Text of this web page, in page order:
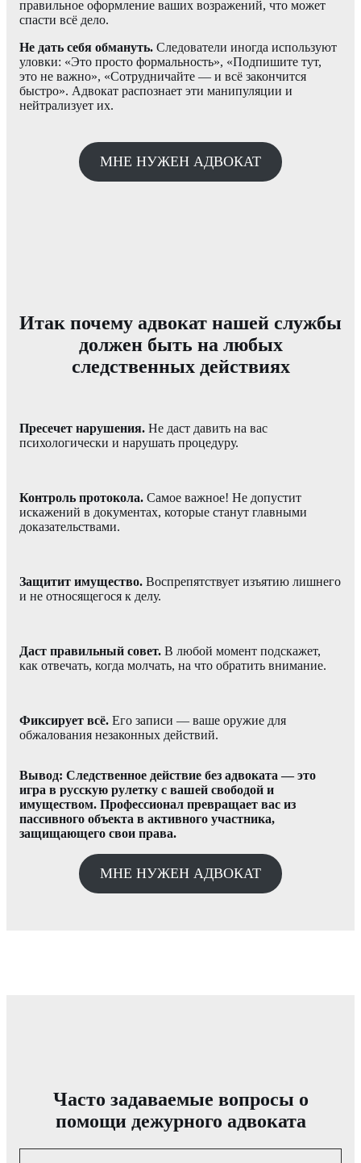
правильное оформление ваших возражений, что может
спасти всё дело.
Не дать себя обмануть. Следователи иногда используют
уловки: «Это просто формальность», «Подпишите тут,
это не важно», «Сотрудничайте — и всё закончится
быстро». Адвокат распознает эти манипуляции и
нейтрализует их.
МНЕ НУЖЕН АДВОКАТ
Итак почему адвокат нашей службы
должен быть на любых
следственных действиях
Пресечет нарушения. Не даст давить на вас
психологически и нарушать процедуру.
Контроль протокола. Самое важное! Не допустит
искажений в документах, которые станут главными
доказательствами.
Защитит имущество. Воспрепятствует изъятию лишнего
и не относящегося к делу.
Даст правильный совет. В любой момент подскажет,
как отвечать, когда молчать, на что обратить внимание.
Фиксирует всё. Его записи — ваше оружие для
обжалования незаконных действий.
Вывод: Следственное действие без адвоката — это
игра в русскую рулетку с вашей свободой и
имуществом. Профессионал превращает вас из
пассивного объекта в активного участника,
защищающего свои права.
МНЕ НУЖЕН АДВОКАТ
Часто задаваемые вопросы о
помощи дежурного адвоката